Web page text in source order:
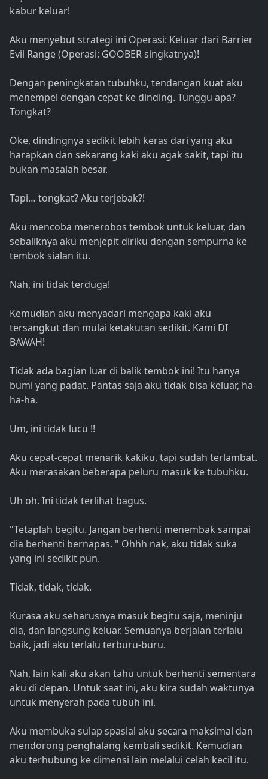
kabur keluar!
Aku menyebut strategi ini Operasi: Keluar dari Barrier
Evil Range (Operasi: GOOBER singkatnya)!
Dengan peningkatan tubuhku, tendangan kuat aku
menempel dengan cepat ke dinding. Tunggu apa?
Tongkat?
Oke, dindingnya sedikit lebih keras dari yang aku
harapkan dan sekarang kaki aku agak sakit, tapi itu
bukan masalah besar.
Tapi… tongkat? Aku terjebak?!
Aku mencoba menerobos tembok untuk keluar, dan
sebaliknya aku menjepit diriku dengan sempurna ke
tembok sialan itu.
Nah, ini tidak terduga!
Kemudian aku menyadari mengapa kaki aku
tersangkut dan mulai ketakutan sedikit. Kami DI
BAWAH!
Tidak ada bagian luar di balik tembok ini! Itu hanya
bumi yang padat. Pantas saja aku tidak bisa keluar, ha-
ha-ha.
Um, ini tidak lucu !!
Aku cepat-cepat menarik kakiku, tapi sudah terlambat.
Aku merasakan beberapa peluru masuk ke tubuhku.
Uh oh. Ini tidak terlihat bagus.
"Tetaplah begitu. Jangan berhenti menembak sampai
dia berhenti bernapas. " Ohhh nak, aku tidak suka
yang ini sedikit pun.
Tidak, tidak, tidak.
Kurasa aku seharusnya masuk begitu saja, meninju
dia, dan langsung keluar. Semuanya berjalan terlalu
baik, jadi aku terlalu terburu-buru.
Nah, lain kali aku akan tahu untuk berhenti sementara
aku di depan. Untuk saat ini, aku kira sudah waktunya
untuk menyerah pada tubuh ini.
Aku membuka sulap spasial aku secara maksimal dan
mendorong penghalang kembali sedikit. Kemudian
aku terhubung ke dimensi lain melalui celah kecil itu.